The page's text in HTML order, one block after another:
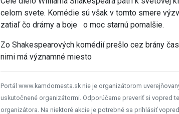
celom svete. Komédie sú však v tomto smere
zatiaľ čo drámy a boje o moc starnú pomalšie.
Zo Shakespearových komédií prešlo cez brány
nimi má významné miesto
Portál www.kamdomesta.sk nie je organizátorom
uskutočnené organizátormi. Odporúčame preveriť si vopred
organizátora. Na niektoré akcie je potrebné sa prihlásiť vopred.